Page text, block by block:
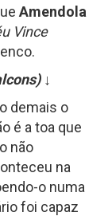
Amendola
Vince
↓
demais o
é a toa que
não
na
o numa
foi capaz